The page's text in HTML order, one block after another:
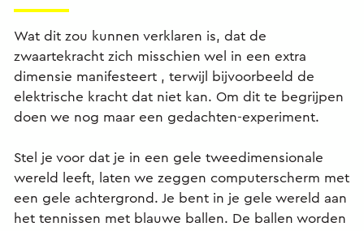
Wat dit zou kunnen verklaren is, dat de
zwaartekracht zich misschien wel in een extra
dimensie manifesteert , terwijl bijvoorbeeld de
elektrische kracht dat niet kan. Om dit te begrijpen
doen we nog maar een gedachten-experiment.
Stel je voor dat je in een gele tweedimensionale
wereld leeft, laten we zeggen computerscherm met
een gele achtergrond. Je bent in je gele wereld aan
het tennissen met blauwe ballen. De ballen worden